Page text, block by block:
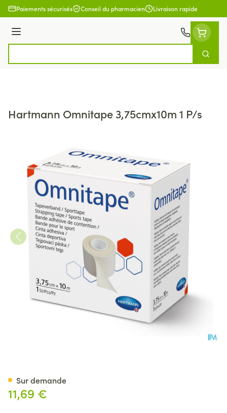
Aller au contenu
Paiements sécurisés Conseil du pharmacien Livraison rapide
Menu
Hartmann Omnitape 3,75cmx10m 1 P/s
11,69 €
Sur demande